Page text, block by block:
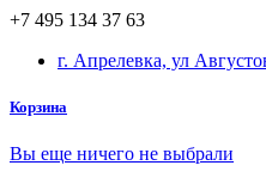
+7 495 134 37 63
г. Апрелевка, ул
Корзина
Вы еще ничего не выбрали